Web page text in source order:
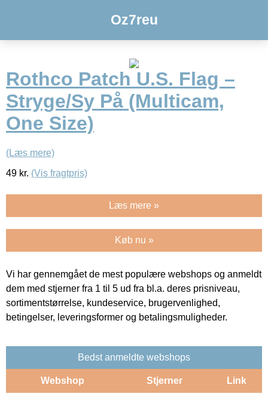
Oz7reu
Rothco Patch U.S. Flag –
Stryge/Sy På (Multicam,
One Size)
(Læs mere)
49 kr. (Vis fragtpris)
Læs mere »
Køb nu »
Vi har gennemgået de mest populære webshops og anmeldt
dem med stjerner fra 1 til 5 ud fra bl.a. deres prisniveau,
sortimentstørrelse, kundeservice, brugervenlighed,
betingelser, leveringsformer og betalingsmuligheder.
Bedst anmeldte webshops
Webshop Stjerner Link